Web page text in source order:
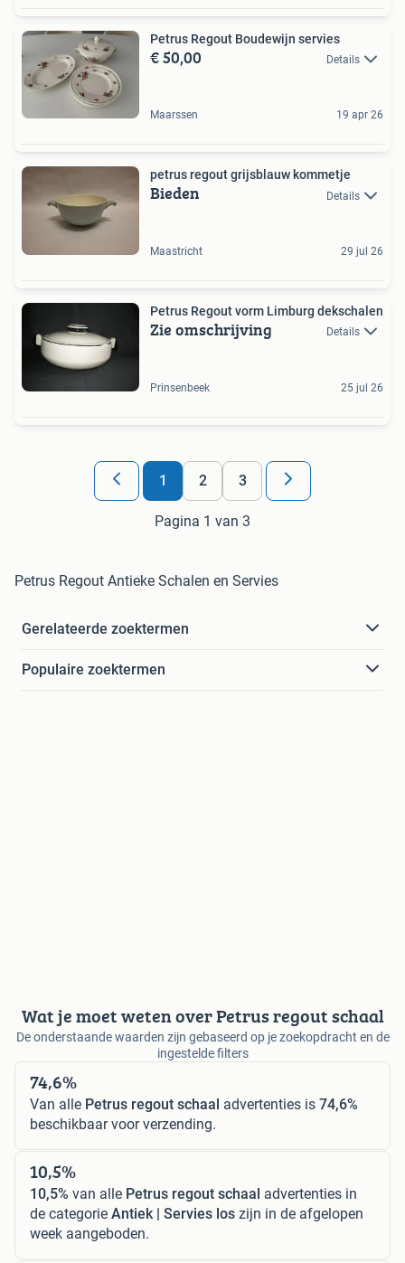
Petrus Regout Boudewijn servies
€ 50,00 Details
Maarssen 19 apr 26
petrus regout grijsblauw kommetje
Bieden Details
Maastricht 29 jul 26
Petrus Regout vorm Limburg dekschalen
Zie omschrijving Details
Prinsenbeek 25 jul 26
1 2 3
Pagina 1 van 3
Petrus Regout Antieke Schalen en Servies
Gerelateerde zoektermen
Populaire zoektermen
Wat je moet weten over Petrus regout schaal
De onderstaande waarden zijn gebaseerd op je zoekopdracht en de
ingestelde filters
74,6%
Van alle Petrus regout schaal advertenties is 74,6%
beschikbaar voor verzending.
10,5%
10,5% van alle Petrus regout schaal advertenties in
de categorie Antiek | Servies los zijn in de afgelopen
week aangeboden.